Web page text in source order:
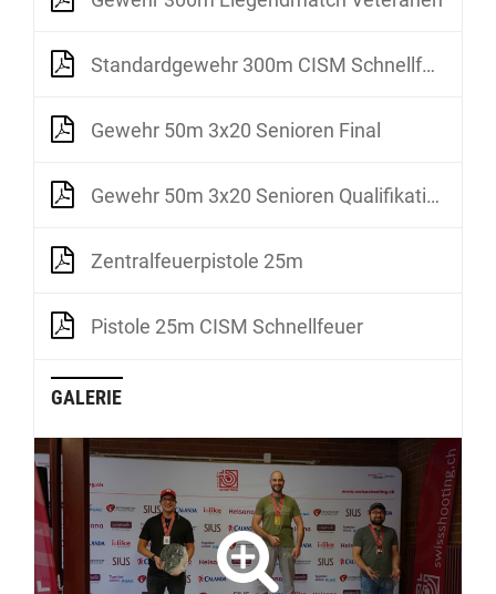
Standardgewehr 300m CISM Schnellfeuer 3x20
Gewehr 50m 3x20 Senioren Final
Gewehr 50m 3x20 Senioren Qualifikation
Zentralfeuerpistole 25m
Pistole 25m CISM Schnellfeuer
GALERIE